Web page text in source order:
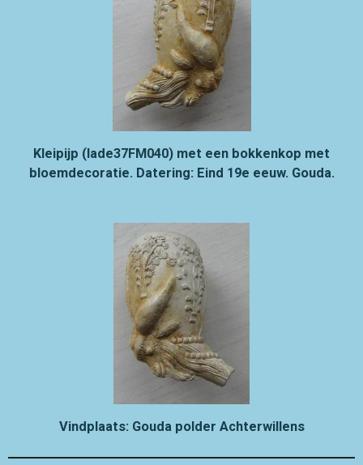
Kleipijp (lade37FM040) met een bokkenkop met
bloemdecoratie. Datering: Eind 19e eeuw. Gouda.
Vindplaats: Gouda polder Achterwillens